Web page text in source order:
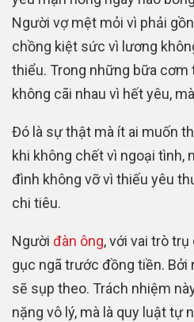
Người vợ mệt mỏi vì phải
chồng kiệt sức vì lương
thiểu. Trong những bữa cơm
không cãi nhau vì hết yêu,
Đó là sự thật mà ít ai muốn
khi không chết vì ngoại tình,
đình không vỡ vì thiếu yêu
chi tiêu.
Người đàn ông, với vai trò
gục ngã trước đồng tiền. Bởi
sẽ sụp theo. Trách nhiệm
nặng vô lý, mà là quy luật tự